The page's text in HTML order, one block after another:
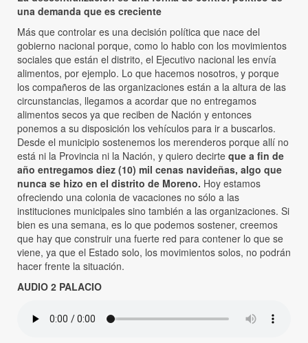
una demanda que es creciente
Más que controlar es una decisión política que nace del
gobierno nacional porque, como lo hablo con los movimientos
sociales que están el distrito, el Ejecutivo nacional les envía
alimentos, por ejemplo. Lo que hacemos nosotros, y porque
los compañeros de las organizaciones están a la altura de las
circunstancias, llegamos a acordar que no entregamos
alimentos secos ya que reciben de Nación y entonces
ponemos a su disposición los vehículos para ir a buscarlos.
Desde el municipio sostenemos los merenderos porque allí no
está ni la Provincia ni la Nación, y quiero decirte que a fin de
año entregamos diez (10) mil cenas navideñas, algo que
nunca se hizo en el distrito de Moreno. Hoy estamos
ofreciendo una colonia de vacaciones no sólo a las
instituciones municipales sino también a las organizaciones. Si
bien es una semana, es lo que podemos sostener, creemos
que hay que construir una fuerte red para contener lo que se
viene, ya que el Estado solo, los movimientos solos, no podrán
hacer frente la situación.
AUDIO 2 PALACIO